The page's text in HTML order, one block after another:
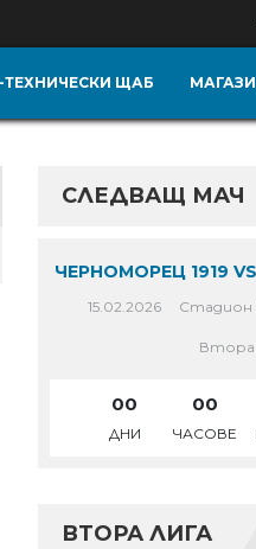
ЩАБ
СЛЕДВАЩ МАЧ
ЧЕРНОМОРЕЦ 1919
15.02.2026 Стадион
Втора
00
ДНИ
00
ЧАСОВЕ
ВТОРА ЛИГА